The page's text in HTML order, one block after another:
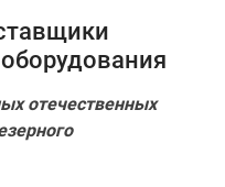
отечественных